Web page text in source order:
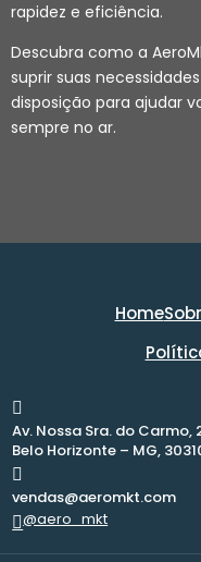
rapidez e eficiência.
Descubra como a
suprir suas
disposição para ajudar
sempre no ar.
Home
Av. Nossa Sra. do Carmo,
Belo Horizonte – MG,
vendas@aeromkt.com
@aero_mkt